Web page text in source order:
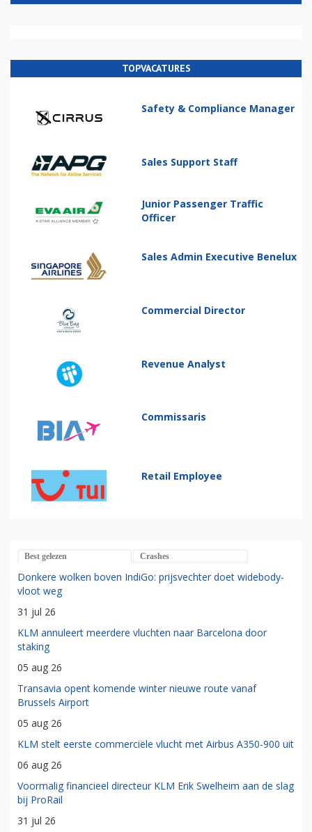
TOPVACATURES
Safety & Compliance Manager
Sales Support Staff
Junior Passenger Traffic
Officer
Sales Admin Executive Benelux
Commercial Director
Revenue Analyst
Commissaris
Retail Employee
Best gelezen Crashes
Donkere wolken boven IndiGo: prijsvechter doet widebody-
vloot weg
31 jul 26
KLM annuleert meerdere vluchten naar Barcelona door
staking
05 aug 26
Transavia opent komende winter nieuwe route vanaf
Brussels Airport
05 aug 26
KLM stelt eerste commerciële vlucht met Airbus A350-900 uit
06 aug 26
Voormalig financieel directeur KLM Erik Swelheim aan de slag
bij ProRail
31 jul 26